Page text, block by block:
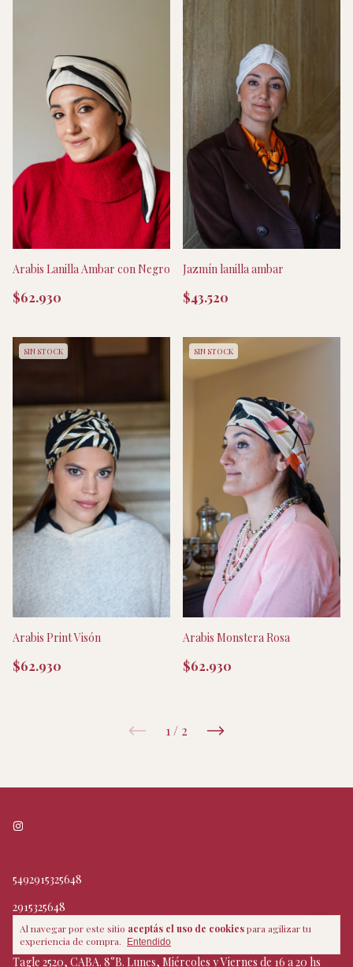
Al navegar por este sitio aceptás el uso de cookiespara agilizar tu
experiencia de compra.
Entendido
Arabis Lanilla Ambar con Negro
$62.930
Jazmín lanilla ambar
$43.520
SIN STOCK
Arabis Print Visón
$62.930
SIN STOCK
Arabis Monstera Rosa
$62.930
1 / 2
5492915325648
2915325648
info@houseofcholas.com
Tagle 2520, CABA. 8°B. Lunes, Miércoles y Viernes de 16 a 20 hs